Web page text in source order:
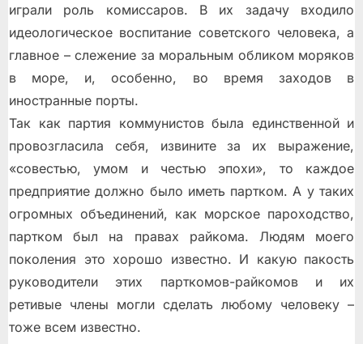
играли роль комиссаров. В их задачу входило
идеологическое воспитание советского человека, а
главное – слежение за моральным обликом моряков
в море, и, особенно, во время заходов в
иностранные порты.
Так как партия коммунистов была единственной и
провозгласила себя, извините за их выражение,
«совестью, умом и честью эпохи», то каждое
предприятие должно было иметь партком. А у таких
огромных объединений, как морское пароходство,
партком был на правах райкома. Людям моего
поколения это хорошо известно. И какую пакость
руководители этих парткомов-райкомов и их
ретивые члены могли сделать любому человеку –
тоже всем известно.